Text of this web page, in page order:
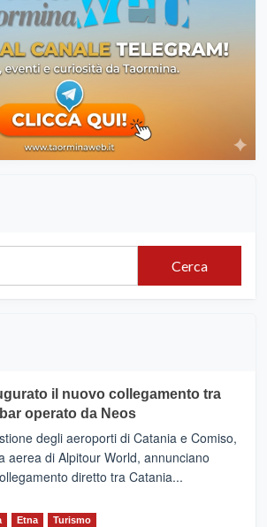
Cerca
il nuovo collegamento tra
operato da Neos
degli aeroporti di Catania e Comiso,
aerea di Alpitour World, annunciano
diretto tra Catania...
Etna Turismo